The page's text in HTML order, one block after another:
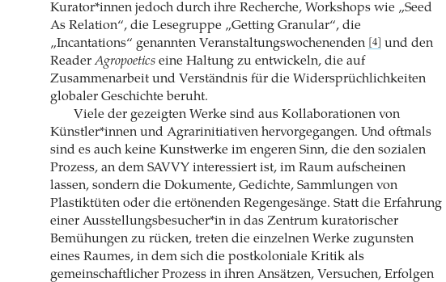
Kurator*innen jedoch durch ihre Recherche, Workshops wie „Seed
As Relation“, die Lesegruppe „Getting Granular“, die
„Incantations“ genannten Veranstaltungswochenenden
[4]
und den
ReaderAgropoeticseine Haltung zu entwickeln, die auf
Zusammenarbeit und Verständnis für die Widersprüchlichkeiten
globaler Geschichte beruht.
Viele der gezeigten Werke sind aus Kollaborationen von
Künstler*innen und Agrarinitiativen hervorgegangen. Und oftmals
sind es auch keine Kunstwerke im engeren Sinn, die den sozialen
Prozess, an dem SAVVY interessiert ist, im Raum aufscheinen
lassen, sondern die Dokumente, Gedichte, Sammlungen von
Plastiktüten oder die ertönenden Regengesänge. Statt die Erfahrung
einer Ausstellungsbesucher*in in das Zentrum kuratorischer
Bemühungen zu rücken, treten die einzelnen Werke zugunsten
eines Raumes, in dem sich die postkoloniale Kritik als
gemeinschaftlicher Prozess in ihren Ansätzen, Versuchen, Erfolgen